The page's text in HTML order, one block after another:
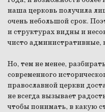
наша церковь получила
очень небольшой срок.
и структурах видны и
чисто административные,
Но, тем не менее,
современного
православной церкви
не всегда вызывает
чтобы понимать, в какую